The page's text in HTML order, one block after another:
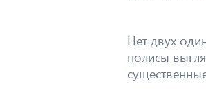
Нет двух
полисы